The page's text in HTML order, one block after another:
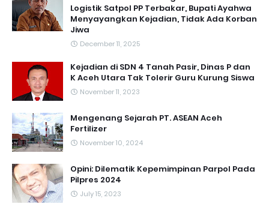
Logistik Satpol PP Terbakar, Bupati Ayahwa
Menyayangkan Kejadian, Tidak Ada Korban
Jiwa
December 11, 2025
Kejadian di SDN 4 Tanah Pasir, Dinas P dan
K Aceh Utara Tak Tolerir Guru Kurung Siswa
November 11, 2023
Mengenang Sejarah PT. ASEAN Aceh
Fertilizer
November 10, 2024
Opini: Dilematik Kepemimpinan Parpol Pada
Pilpres 2024
July 15, 2023